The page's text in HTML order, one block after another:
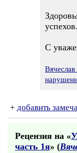
успехов.
С
+ добавить
Рецензия на «
часть 1я» (